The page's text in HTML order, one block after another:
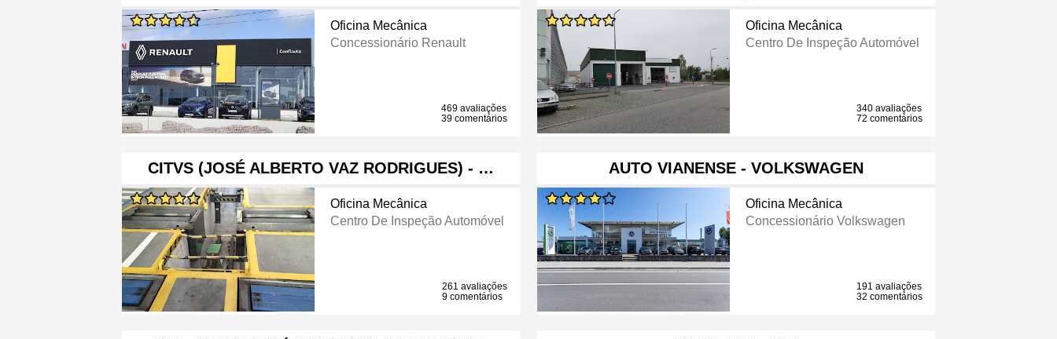
Oficina Mecânica
Concessionário Renault
469 avaliações
39 comentários
Oficina Mecânica
Centro De Inspeção Automóvel
340 avaliações
72 comentários
CITVS (JOSÉ ALBERTO VAZ RODRIGUES) - …
Oficina Mecânica
Centro De Inspeção Automóvel
261 avaliações
9 comentários
AUTO VIANENSE - VOLKSWAGEN
Oficina Mecânica
Concessionário Volkswagen
191 avaliações
32 comentários